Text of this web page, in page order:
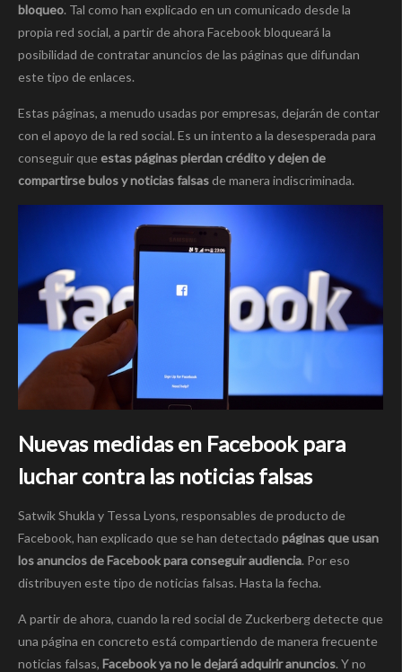
bloqueo. Tal como han explicado en un comunicado desde la
propia red social, a partir de ahora Facebook bloqueará la
posibilidad de contratar anuncios de las páginas que difundan
este tipo de enlaces.
Estas páginas, a menudo usadas por empresas, dejarán de contar
con el apoyo de la red social. Es un intento a la desesperada para
conseguir queestas páginas pierdan crédito y dejen de
compartirse bulos y noticias falsasde manera indiscriminada.
Nuevas medidas en Facebook para
luchar contra las noticias falsas
Satwik Shukla y Tessa Lyons, responsables de producto de
Facebook, han explicado que se han detectado páginas que usan
los anuncios de Facebook para conseguir audiencia. Por eso
distribuyen este tipo de noticias falsas. Hasta la fecha.
A partir de ahora, cuando la red social de Zuckerberg detecte que
una página en concreto está compartiendo de manera frecuente
noticias falsas, Facebook ya no le dejará adquirir anuncios. Y no